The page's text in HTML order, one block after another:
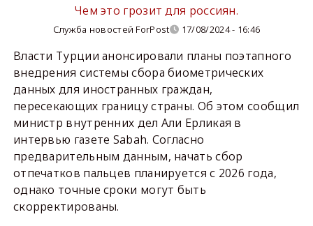
Чем это грозит для россиян.
Служба новостей ForPost 17/08/2024 - 16:46
Власти Турции анонсировали планы поэтапного
внедрения системы сбора биометрических
данных для иностранных граждан,
пересекающих границу страны. Об этом сообщил
министр внутренних дел Али Ерликая в
интервью газете Sabah. Согласно
предварительным данным, начать сбор
отпечатков пальцев планируется с 2026 года,
однако точные сроки могут быть
скорректированы.